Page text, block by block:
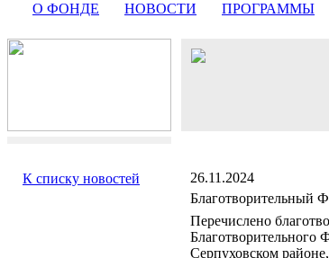
О ФОНДЕ НОВОСТИ ПРОГРАММЫ
К списку новостей
26.11.2024
Перечислено
Благотворительного
Серпуховском